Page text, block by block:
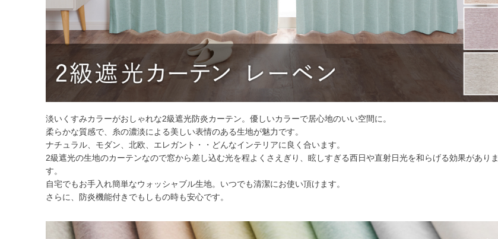
淡いくすみカラーがおしゃれな2級遮光防炎カーテン。優しいカラーで居心地のいい空間に。
柔らかな質感で、糸の濃淡による美しい表情のある生地が魅力です。
ナチュラル、モダン、北欧、エレガント・・どんなインテリアに良く合います。
2級遮光の生地のカーテンなので窓から差し込む光を程よくさえぎり、眩しすぎる西日や直射日光を和らげる効果がありま
す。
自宅でもお手入れ簡単なウォッシャブル生地。いつでも清潔にお使い頂けます。
さらに、防炎機能付きでもしもの時も安心です。